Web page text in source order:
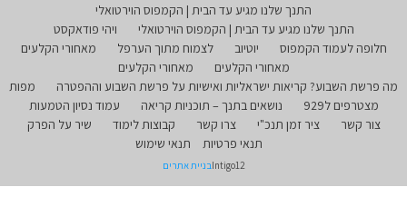
התנך שלנו מגיע עד הבית | הקמפוס הוירטואלי
התנך שלנו מגיע עד הבית | הקמפוס הוירטואלי
ויהי פודאקסט
חלופה לעמוד הקמפוס
יוטיוב לצמוח מתוך הערפל
מאחורי הקלעים
מאחורי הקלעים
מאחורי הקלעים
מה פרשת השבוע? קריאות ישראליות ואישיות על פרשת השבוע וההפטרה
מפות
מצטרפים ל929
נושאים בתנך – תוכניות קריאה
עמוד נסיון הטמעות
צור קשר
ציר זמן תנכ"י צרו קשר קבוצות לימוד
שיר על הפרק
תנאי פרטיות
תנאי שימוש
Intigo12בניית אתרים